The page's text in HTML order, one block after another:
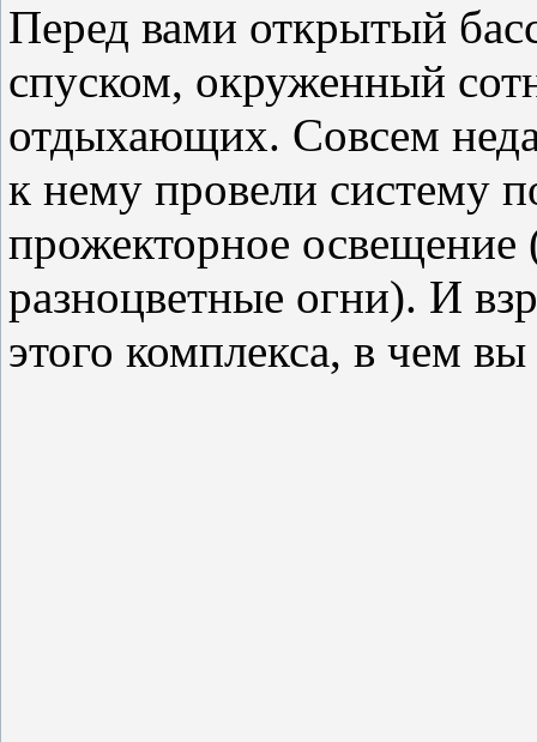
Перед вами открытый
спуском, окруженный
отдыхающих. Совсем
к нему провели систему
прожекторное освещение
разноцветные огни). И
этого комплекса, в чем